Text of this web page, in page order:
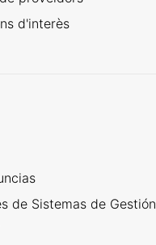
d'interès
de Sistemas de Gestión